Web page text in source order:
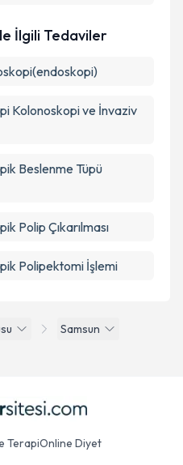
Samsun
İlgili Tedaviler
Kolonoskopi ve İnvaziv
Beslenme Tüpü
Polip Çıkarılması
Polipektomi İşlemi
TerapiOnline Diyet